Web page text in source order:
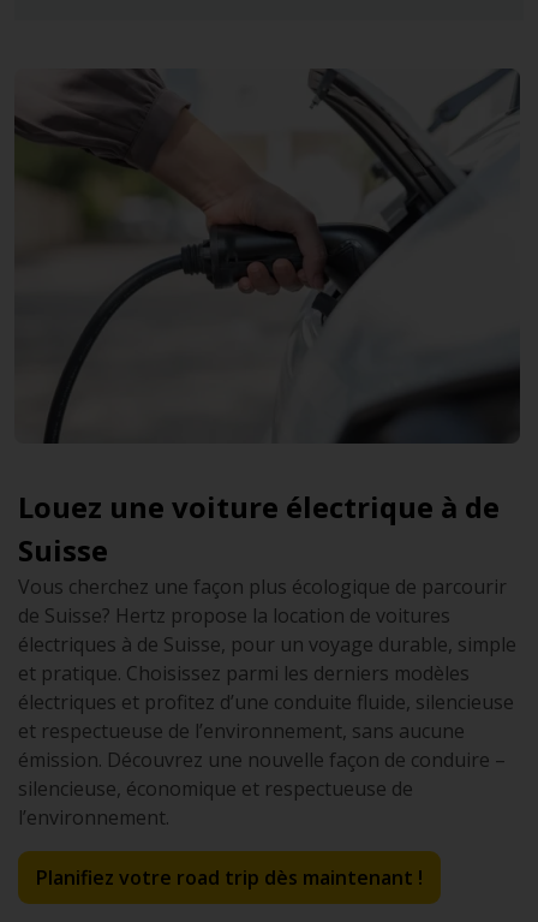
Louez une voiture électrique à de
Suisse
Vous cherchez une façon plus écologique de parcourir
de Suisse? Hertz propose la location de voitures
électriques à de Suisse, pour un voyage durable, simple
et pratique. Choisissez parmi les derniers modèles
électriques et profitez d’une conduite fluide, silencieuse
et respectueuse de l’environnement, sans aucune
émission. Découvrez une nouvelle façon de conduire –
silencieuse, économique et respectueuse de
l’environnement.
Planifiez votre road trip dès maintenant !